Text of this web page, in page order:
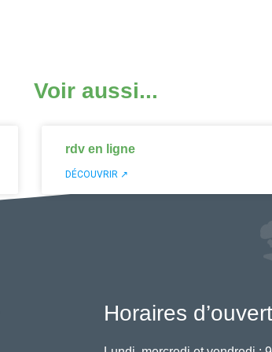
Voir aussi...
rdv en ligne
DÉCOUVRIR ↗
Horaires